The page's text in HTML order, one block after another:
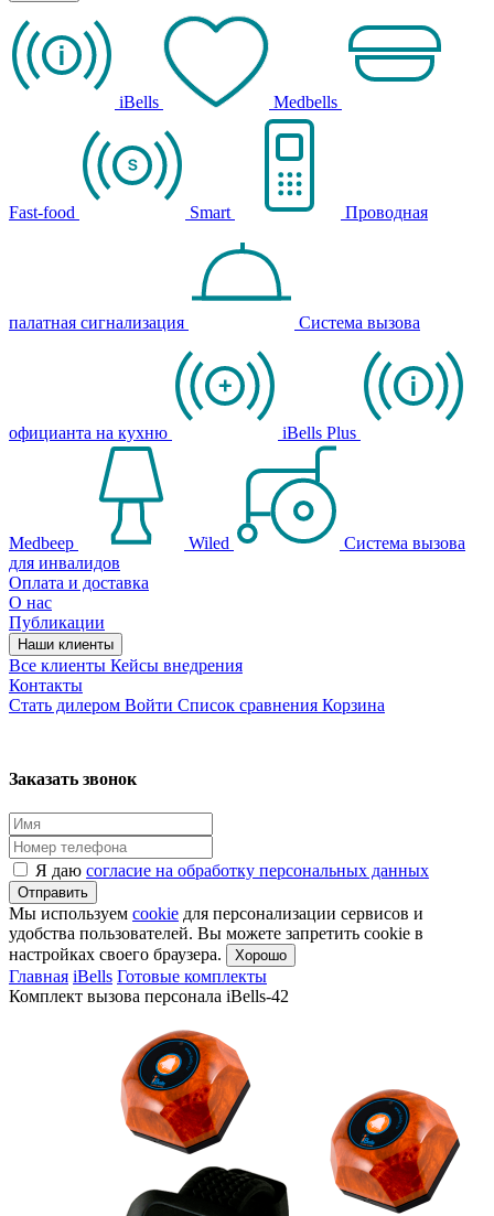
iBells Medbells
Fast-food Smart Проводная
палатная сигнализация Система вызова
официанта на кухню iBells Plus
Medbeep Wiled
Система вызова
для инвалидов
Оплата и доставка
О нас
Публикации
Наши клиенты
Все клиенты Кейсы внедрения
Контакты
Стать дилером Войти Список сравнения Корзина
Заказать звонок
Я даю согласие на обработку персональных данных
Отправить
Мы используем cookie для персонализации сервисов и
удобства пользователей. Вы можете запретить cookie в
настройках своего браузера.
Хорошо
Главная iBells Готовые комплекты
Комплект вызова персонала iBells-42